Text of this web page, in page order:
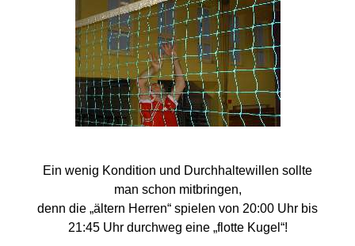
Ein wenig Kondition und Durchhaltewillen sollte
man schon mitbringen,
denn die „ältern Herren“ spielen von 20:00 Uhr bis
21:45 Uhr durchweg eine „flotte Kugel“!